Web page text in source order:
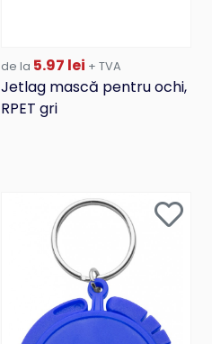
de la 5.97 lei + TVA
Jetlag mască pentru ochi,
RPET gri